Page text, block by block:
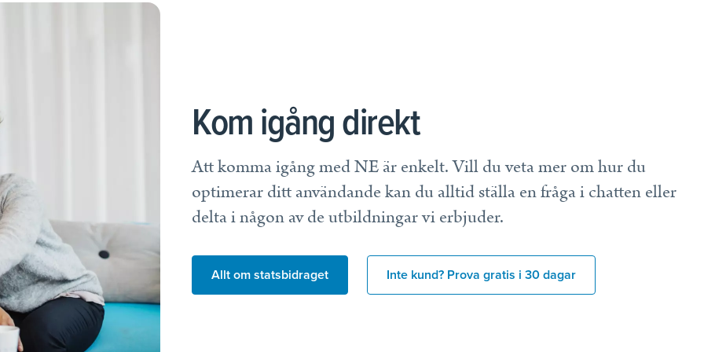
Kom igång direkt
Att komma igång med NE är enkelt. Vill du veta mer om hur du
optimerar ditt användande kan du alltid ställa en fråga i chatten eller
delta i någon av de utbildningar vi erbjuder.
Allt om statsbidraget Inte kund? Prova gratis i 30 dagar